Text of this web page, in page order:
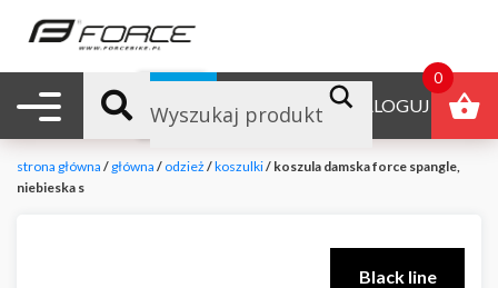
Nawigacja mobilna ZALOGUJ
B2B
strona główna / główna / odzież /koszulki/ koszula damska force spangle,
niebieska s
Black line
0